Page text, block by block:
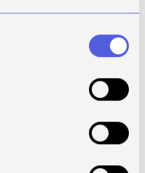
17 tilasta kymmenen
kahteen viikkoon ja
yksi separoi vuoden